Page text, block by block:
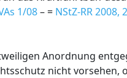
1/08– = NStZ-RR 2008,
Anordnung
nicht vorsehen,